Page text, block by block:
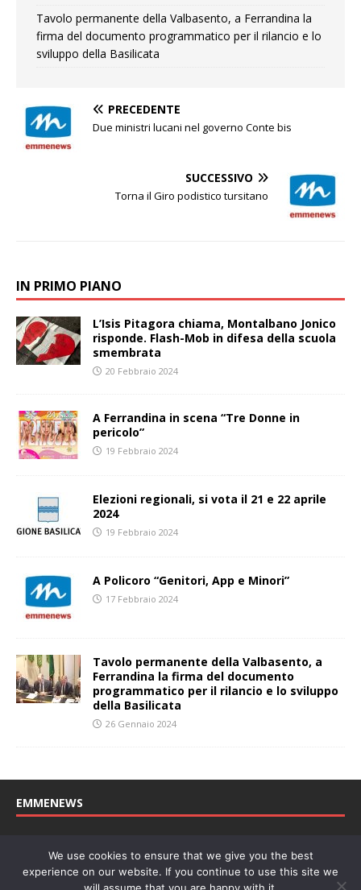
Tavolo permanente della Valbasento, a Ferrandina la
firma del documento programmatico per il rilancio e lo
sviluppo della Basilicata
PRECEDENTE
Due ministri lucani nel governo Conte bis
SUCCESSIVO
Torna il Giro podistico tursitano
IN PRIMO PIANO
L’Isis Pitagora chiama, Montalbano Jonico
risponde. Flash-Mob in difesa della scuola
smembrata
20 Febbraio 2024
A Ferrandina in scena “Tre Donne in
pericolo”
19 Febbraio 2024
Elezioni regionali, si vota il 21 e 22 aprile
2024
19 Febbraio 2024
A Policoro “Genitori, App e Minori”
17 Febbraio 2024
Tavolo permanente della Valbasento, a
Ferrandina la firma del documento
programmatico per il rilancio e lo sviluppo
della Basilicata
26 Gennaio 2024
EMMENEWS
27/04/2011. Direttore Responsabile: Concetta Monzo, Editore: Deah
soc. coop. P. Iva: 01219430772
We use cookies to ensure that we give you the best
experience on our website. If you continue to use this site we